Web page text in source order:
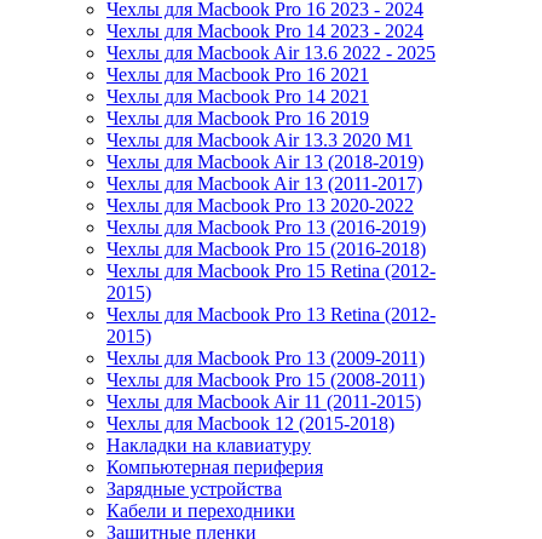
Чехлы для Macbook Pro 16 2023 - 2024
Чехлы для Macbook Pro 14 2023 - 2024
Чехлы для Macbook Air 13.6 2022 - 2025
Чехлы для Macbook Pro 16 2021
Чехлы для Macbook Pro 14 2021
Чехлы для Macbook Pro 16 2019
Чехлы для Macbook Air 13.3 2020 M1
Чехлы для Macbook Air 13 (2018-2019)
Чехлы для Macbook Air 13 (2011-2017)
Чехлы для Macbook Pro 13 2020-2022
Чехлы для Macbook Pro 13 (2016-2019)
Чехлы для Macbook Pro 15 (2016-2018)
Чехлы для Macbook Pro 15 Retina (2012-
2015)
Чехлы для Macbook Pro 13 Retina (2012-
2015)
Чехлы для Macbook Pro 13 (2009-2011)
Чехлы для Macbook Pro 15 (2008-2011)
Чехлы для Macbook Air 11 (2011-2015)
Чехлы для Macbook 12 (2015-2018)
Накладки на клавиатуру
Компьютерная периферия
Зарядные устройства
Кабели и переходники
Защитные пленки